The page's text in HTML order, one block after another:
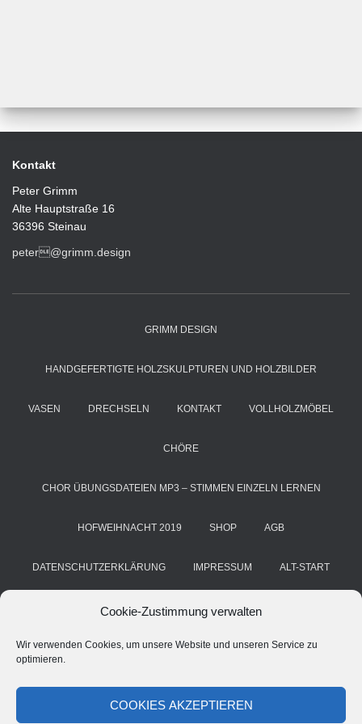
Cookie-Zustimmung verwalten
Wir verwenden Cookies, um unsere Website und unseren Service zu
optimieren.
COOKIES AKZEPTIEREN
Kontakt
Peter Grimm
Alte Hauptstraße 16
36396 Steinau
peter@grimm.design
GRIMM DESIGN
HANDGEFERTIGTE HOLZSKULPTUREN UND HOLZBILDER
VASEN DRECHSELN KONTAKT VOLLHOLZMÖBEL
CHÖRE
CHOR ÜBUNGSDATEIEN MP3 – STIMMEN EINZELN LERNEN
HOFWEIHNACHT 2019 SHOP AGB
DATENSCHUTZERKLÄRUNG IMPRESSUM ALT-START
COOKIE-RICHTLINIE (EU) KUNST & HANDWERK
HANS GRIMM DEINE STIMME. DEIN CHOR. DEIN ERFOLG
CHORSTIMME ÜBEN – A CAPPELLA ÜBE-MP3 FÜR CHÖRE